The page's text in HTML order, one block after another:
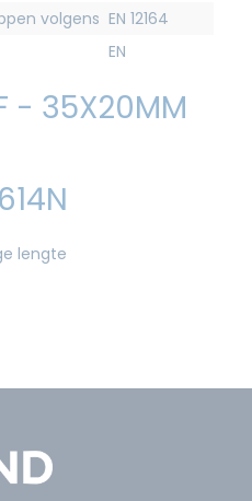
volgens EN 12164
EN
- 35X20MM
lengte